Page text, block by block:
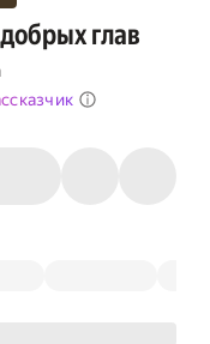
глав